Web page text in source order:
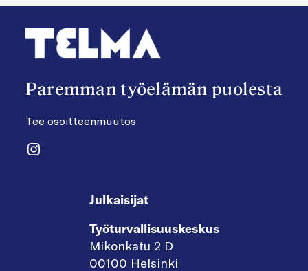
Paremman työelämän puolesta
Tee osoitteenmuutos
Instagram
Julkaisijat
Työturvallisuuskeskus
Mikonkatu 2 D
00100 Helsinki